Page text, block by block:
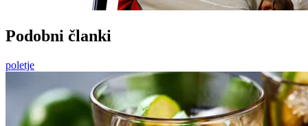
Podobni članki
poletje